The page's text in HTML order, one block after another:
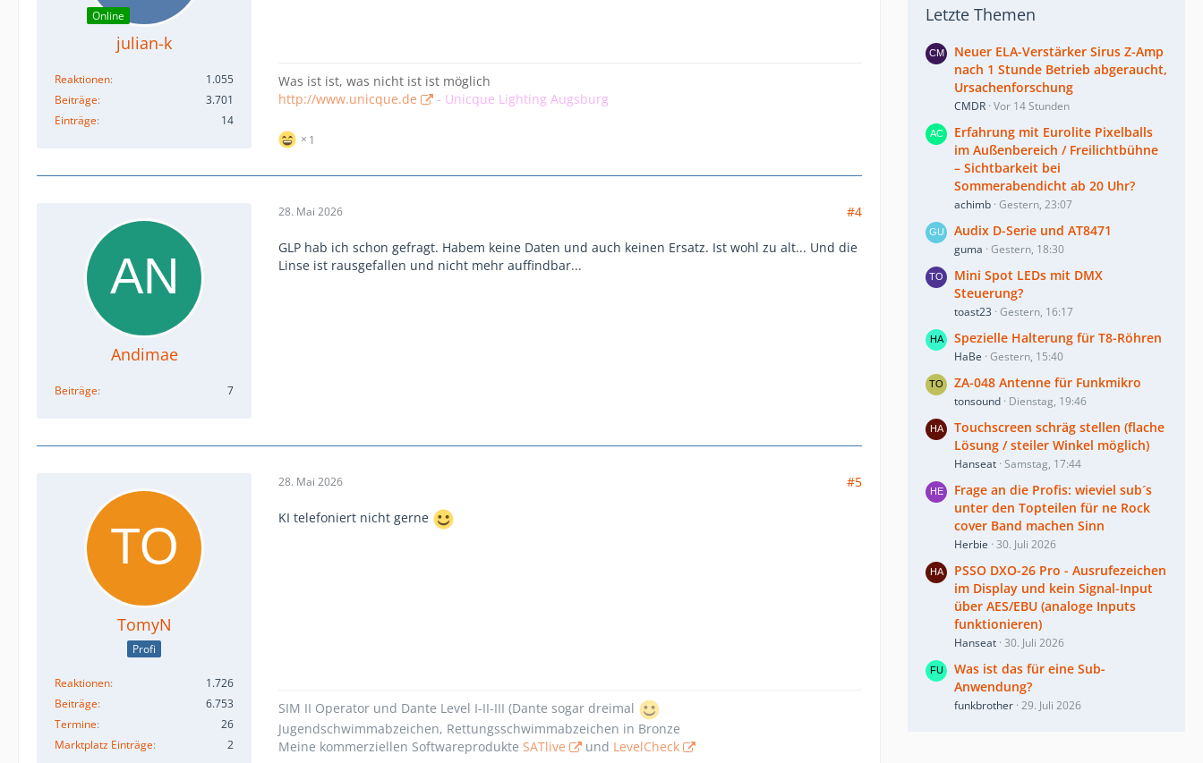
Online
julian-k
Reaktionen
1.055
Beiträge
3.701
Einträge
14
Was ist ist, was nicht ist ist möglich
http://www.unicque.de
- Unicque Lighting Augsburg
1
Andimae
Beiträge 7
28. Mai 2026 #4
GLP hab ich schon gefragt. Habem keine Daten und auch keinen Ersatz. Ist wohl zu alt... Und die
Linse ist rausgefallen und nicht mehr auffindbar...
TomyN
Profi
Reaktionen
1.726
Beiträge
6.753
Termine
26
Marktplatz Einträge
2
28. Mai 2026 #5
KI telefoniert nicht gerne
SIM II Operator und Dante Level I-II-III (Dante sogar dreimal
Jugendschwimmabzeichen, Rettungsschwimmabzeichen in Bronze
Meine kommerziellen Softwareprodukte SATlive und LevelCheck
Letzte Themen
Neuer ELA-Verstärker Sirus Z-Amp
nach 1 Stunde Betrieb abgeraucht,
Ursachenforschung
CMDR Vor 14 Stunden
Erfahrung mit Eurolite Pixelballs
im Außenbereich / Freilichtbühne
– Sichtbarkeit bei
Sommerabendicht ab 20 Uhr?
achimb Gestern, 23:07
Audix D-Serie und AT8471
guma Gestern, 18:30
Mini Spot LEDs mit DMX
Steuerung?
toast23 Gestern, 16:17
Spezielle Halterung für T8-Röhren
HaBe Gestern, 15:40
ZA-048 Antenne für Funkmikro
tonsound Dienstag, 19:46
Touchscreen schräg stellen (flache
Lösung / steiler Winkel möglich)
Hanseat Samstag, 17:44
Frage an die Profis: wieviel sub´s
unter den Topteilen für ne Rock
cover Band machen Sinn
Herbie 30. Juli 2026
PSSO DXO-26 Pro - Ausrufezeichen
im Display und kein Signal-Input
über AES/EBU (analoge Inputs
funktionieren)
Hanseat 30. Juli 2026
Was ist das für eine Sub-
Anwendung?
funkbrother 29. Juli 2026